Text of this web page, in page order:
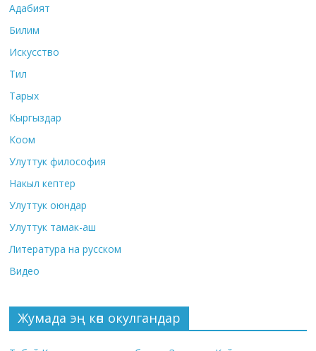
Адабият
Билим
Искусство
Тил
Тарых
Кыргыздар
Коом
Улуттук философия
Накыл кептер
Улуттук оюндар
Улуттук тамак-аш
Литература на русском
Видео
Жумада эң көп окулгандар